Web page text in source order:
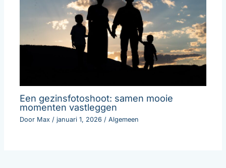
Een gezinsfotoshoot: samen mooie
momenten vastleggen
Door Max / januari 1, 2026 /Algemeen